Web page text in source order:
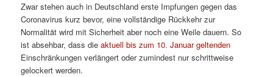
Zwar stehen auch in Deutschland erste Impfungen gegen das
Coronavirus kurz bevor, eine vollständige Rückkehr zur
Normalität wird mit Sicherheit aber noch eine Weile dauern. So
ist absehbar, dass dieaktuell bis zum 10. Januar geltenden
Einschränkungen verlängert oder zumindest nur schrittweise
gelockert werden.